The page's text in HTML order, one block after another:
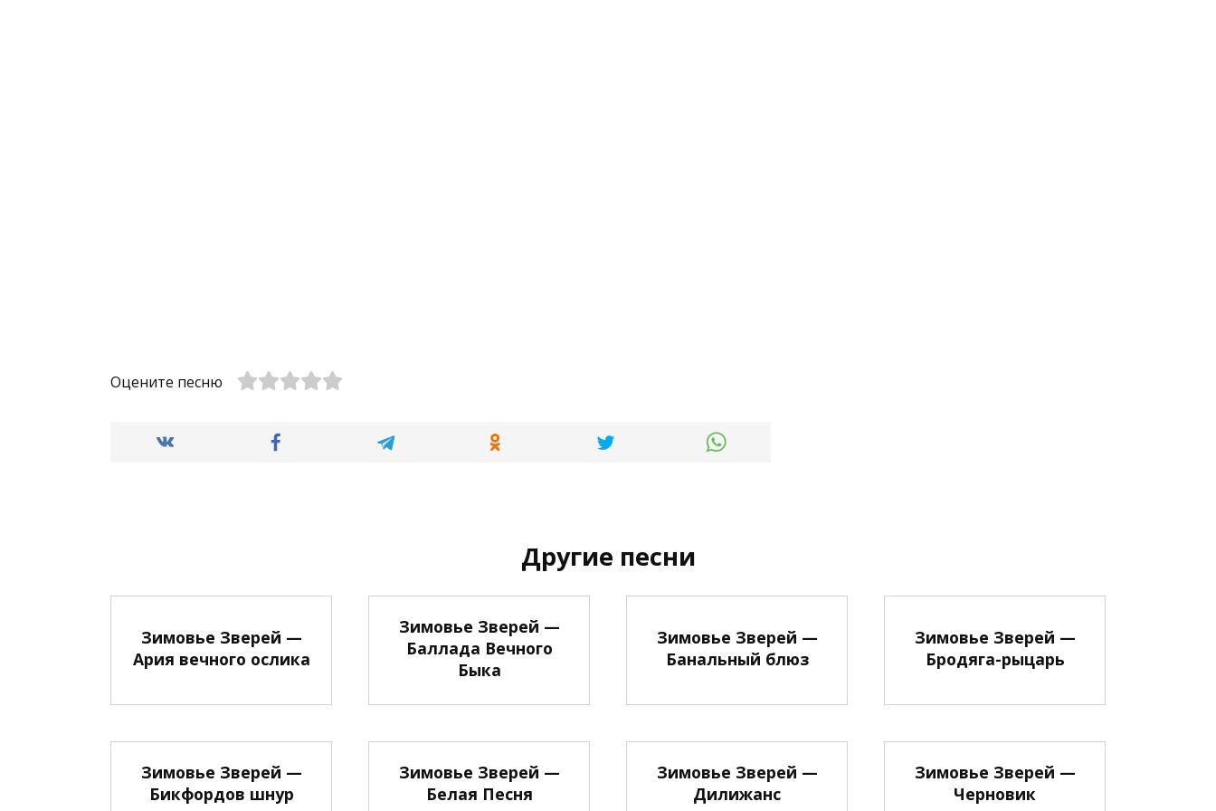
Оцените песню
Другие песни
Зимовье Зверей —
Ария вечного ослика
Зимовье Зверей —
Баллада Вечного
Быка
Зимовье Зверей —
Банальный блюз
Зимовье Зверей —
Бродяга-рыцарь
Зимовье Зверей —
Бикфордов шнур
Зимовье Зверей —
Белая Песня
Зимовье Зверей —
Дилижанс
Зимовье Зверей —
Черновик